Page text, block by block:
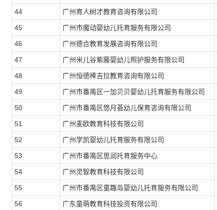
44 广州育人树才教育咨询有限公司
45 广州市魔动婴幼儿托育服务有限公司
46 广州德合教育发展咨询有限公司
47 广州米儿谷紫藤婴幼儿照护服务有限公司
48 广州恒德棒吉拉教育咨询有限公司
49 广州市番禺区一加贝贝婴幼儿托育服务有限公司
50 广州市番禺区悠月荟幼儿保育咨询有限公司
51 广州麦欧教育科技有限公司
52 广州学凯婴幼儿托育服务有限公司
53 广州市番禺区思润托育服务中心
54 广州灵智教育科技有限公司
55 广州市番禺区童趣岛婴幼儿托育服务有限公司
56 广东童萌教育科技投资有限公司